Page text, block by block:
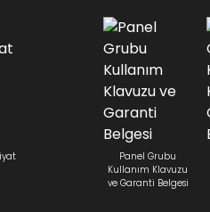
Panel Grubu
Kullanım Klavuzu
ve Garanti Belgesi